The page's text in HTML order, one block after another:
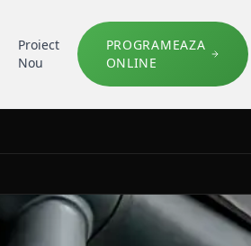
Proiect
Nou
PROGRAMEAZA
ONLINE